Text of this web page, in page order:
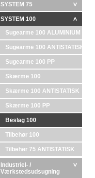
SYSTEM 75
SYSTEM 100
Sugearme 100 ALUMINIUM
Sugearme 100 ANTISTATISK
Sugearme 100 PP
Skærme 100
Skærme 100 ANTISTATISK
Skærme 100 PP
Beslag 100
Tilbehør 100
Tilbehør 75 ANTISTATISK
Industriel- /
Værkstedsudsugning